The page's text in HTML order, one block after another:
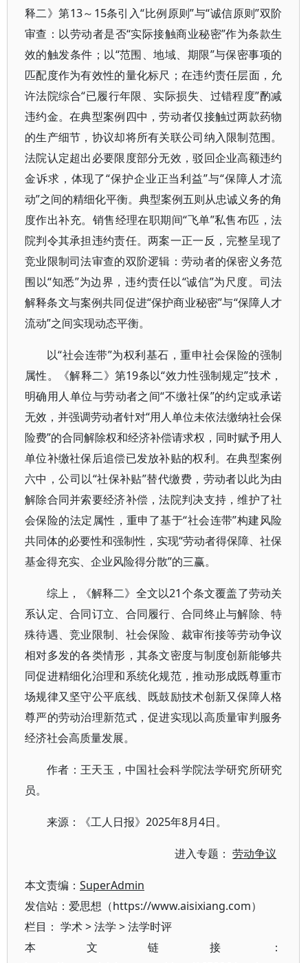
释二》第13～15条引入“比例原则”与“诚信原则”双阶
审查：以劳动者是否“实际接触商业秘密”作为条款生
效的触发条件；以“范围、地域、期限”与保密事项的
匹配度作为有效性的量化标尺；在违约责任层面，允
许法院综合“已履行年限、实际损失、过错程度”酌减
违约金。在典型案例四中，劳动者仅接触过两款药物
的生产细节，协议却将所有关联公司纳入限制范围。
法院认定超出必要限度部分无效，驳回企业高额违约
金诉求，体现了“保护企业正当利益”与“保障人才流
动”之间的精细化平衡。典型案例五则从忠诚义务的角
度作出补充。销售经理在职期间“飞单”私售布匹，法
院判令其承担违约责任。两案一正一反，完整呈现了
竞业限制司法审查的双阶逻辑：劳动者的保密义务范
围以“知悉”为边界，违约责任以“诚信”为尺度。司法
解释条文与案例共同促进“保护商业秘密”与“保障人才
流动”之间实现动态平衡。
以“社会连带”为权利基石，重申社会保险的强制
属性。《解释二》第19条以“效力性强制规定”技术，
明确用人单位与劳动者之间“不缴社保”的约定或承诺
无效，并强调劳动者针对“用人单位未依法缴纳社会保
险费”的合同解除权和经济补偿请求权，同时赋予用人
单位补缴社保后追偿已发放补贴的权利。在典型案例
六中，公司以“社保补贴”替代缴费，劳动者以此为由
解除合同并索要经济补偿，法院判决支持，维护了社
会保险的法定属性，重申了基于“社会连带”构建风险
共同体的必要性和强制性，实现“劳动者得保障、社保
基金得充实、企业风险得分散”的三赢。
综上，《解释二》全文以21个条文覆盖了劳动关
系认定、合同订立、合同履行、合同终止与解除、特
殊待遇、竞业限制、社会保险、裁审衔接等劳动争议
相对多发的各类情形，其条文密度与制度创新能够共
同促进精细化治理和系统化规范，推动形成既尊重市
场规律又坚守公平底线、既鼓励技术创新又保障人格
尊严的劳动治理新范式，促进实现以高质量审判服务
经济社会高质量发展。
作者：王天玉，中国社会科学院法学研究所研究
员。
来源：《工人日报》2025年8月4日。
进入专题：劳动争议
本文责编： SuperAdmin
发信站：爱思想（https://www.aisixiang.com）
栏目： 学术>法学 >法学时评
本文链接：